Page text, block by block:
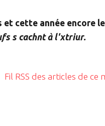
et cette année encore
s cachnt à l'xtriur.
Fil RSS des articles de ce